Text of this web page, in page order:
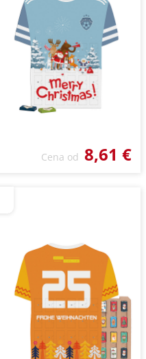
Cena od 8,61 €